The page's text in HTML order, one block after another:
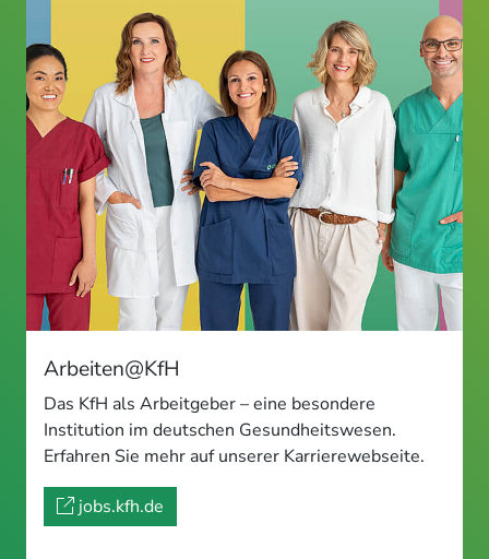
Arbeiten@KfH
Das KfH als Arbeitgeber – eine besondere
Institution im deutschen Gesundheitswesen.
Erfahren Sie mehr auf unserer Karrierewebseite.
jobs.kfh.de